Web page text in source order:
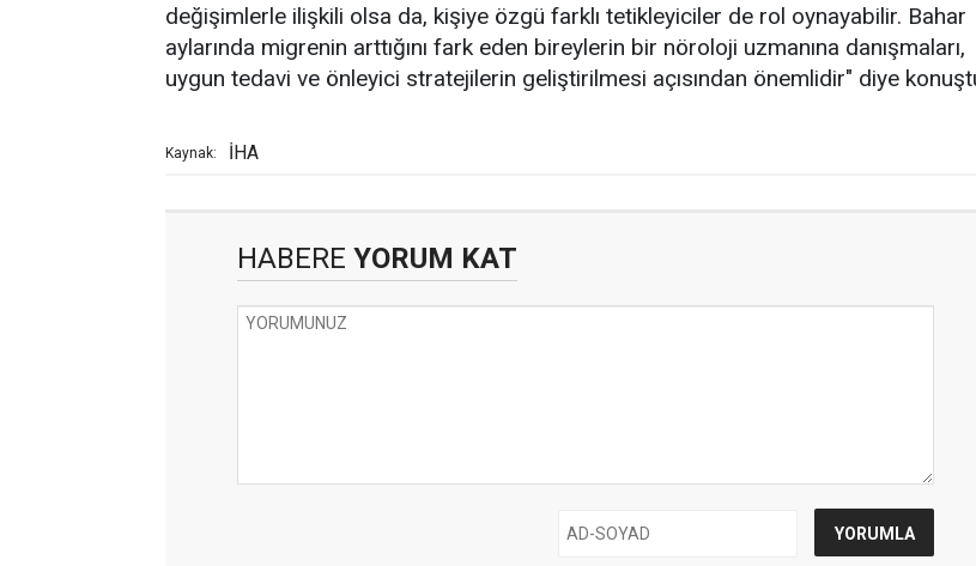
değişimlerle ilişkili olsa da, kişiye özgü farklı tetikleyiciler de rol oynayabilir. Bahar
aylarında migrenin arttığını fark eden bireylerin bir nöroloji uzmanına danışmaları,
uygun tedavi ve önleyici stratejilerin geliştirilmesi açısından önemlidir" diye
Kaynak: İHA
HABERE YORUM KAT